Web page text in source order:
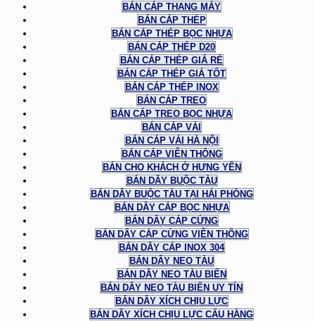
BÁN CÁP THANG MÁY
BÁN CÁP THÉP
BÁN CÁP THÉP BỌC NHỰA
BÁN CÁP THÉP D20
BÁN CÁP THÉP GIÁ RẺ
BÁN CÁP THÉP GIÁ TỐT
BÁN CÁP THÉP INOX
BÁN CÁP TREO
BÁN CÁP TREO BỌC NHỰA
BÁN CÁP VẢI
BÁN CÁP VẢI HÀ NỘI
BÁN CÁP VIỄN THÔNG
BÁN CHO KHÁCH Ở HƯNG YÊN
BÁN DÂY BUỘC TÀU
BÁN DÂY BUỘC TÀU TẠI HẢI PHÒNG
BÁN DÂY CÁP BỌC NHỰA
BÁN DÂY CÁP CỨNG
BÁN DÂY CÁP CỨNG VIỄN THÔNG
BÁN DÂY CÁP INOX 304
BÁN DÂY NEO TÀU
BÁN DÂY NEO TÀU BIỂN
BÁN DÂY NEO TÀU BIỂN UY TÍN
BÁN DÂY XÍCH CHỊU LỰC
BÁN DÂY XÍCH CHỊU LỰC CẨU HÀNG